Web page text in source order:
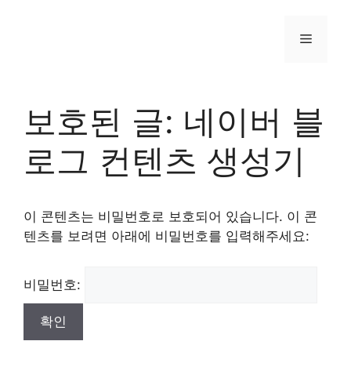
Menu
보호된 글: 네이버 블
로그 컨텐츠 생성기
이 콘텐츠는 비밀번호로 보호되어 있습니다. 이 콘
텐츠를 보려면 아래에 비밀번호를 입력해주세요:
비밀번호: